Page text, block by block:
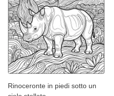
Rinoceronte in piedi sotto un